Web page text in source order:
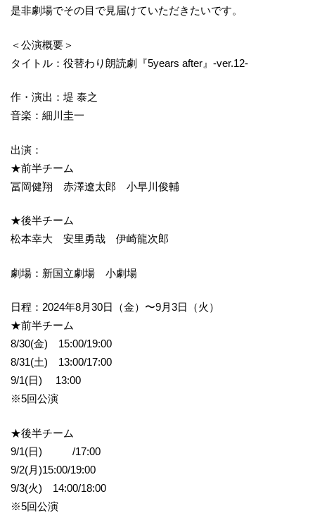
是非劇場でその目で見届けていただきたいです。
＜公演概要＞
タイトル：役替わり朗読劇『5years after』-ver.12-
作・演出：堤 泰之
音楽：細川圭一
出演：
★前半チーム
冨岡健翔 赤澤遼太郎 小早川俊輔
★後半チーム
松本幸大 安里勇哉 伊崎龍次郎
劇場：新国立劇場 小劇場
日程：2024年8月30日（金）〜9月3日（火）
★前半チーム
8/30(金) 15:00/19:00
8/31(土) 13:00/17:00
9/1(日) 13:00
※5回公演
★後半チーム
9/1(日) /17:00
9/2(月)15:00/19:00
9/3(火) 14:00/18:00
※5回公演